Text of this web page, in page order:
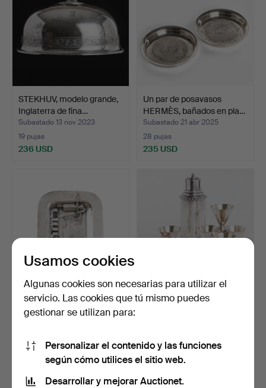
STEKHUV, modelo grande,
Inglaterra de fina…
Subastado 13 nov 2023
19 pujas
236 USD
Un par de posavasos
HERMÈS, bañados en pla…
Subastado 21 abr 2025
28 pujas
235 USD
ROLF ENGSTRÖMER.
Barril, alpaca, Fabriksak…
235 USD
COCTELERA, COPA DE
234 USD
Usamos cookies
Algunas cookies son necesarias para utilizar el
servicio. Las cookies que tú mismo puedes
gestionar se utilizan para:
Personalizar el contenido y las funciones
según cómo utilices el sitio web.
Desarrollar y mejorar Auctionet.